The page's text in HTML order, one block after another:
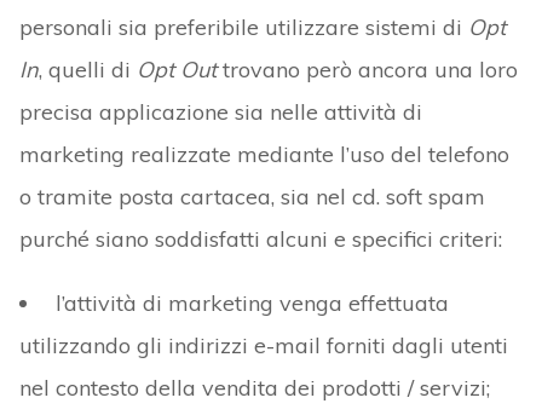
personali sia preferibile utilizzare sistemi di Opt
In, quelli di Opt Outtrovano però ancora una loro
precisa applicazione sia nelle attività di
marketing realizzate mediante l’uso del telefono
o tramite posta cartacea, sia nel cd. soft spam
purché siano soddisfatti alcuni e specifici criteri:
l’attività di marketing venga effettuata
utilizzando gli indirizzi e-mail forniti dagli utenti
nel contesto della vendita dei prodotti / servizi;